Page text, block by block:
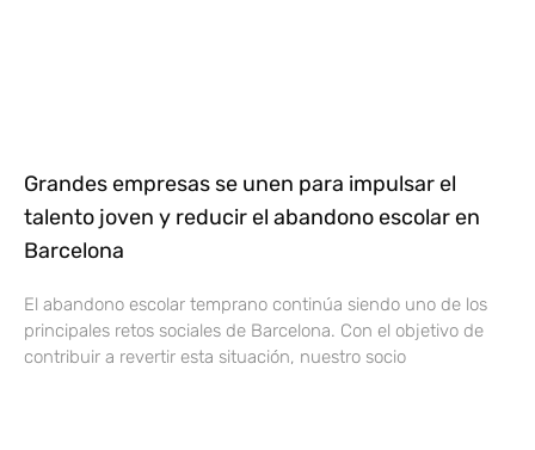
Grandes empresas se unen para impulsar el
talento joven y reducir el abandono escolar en
Barcelona
El abandono escolar temprano continúa siendo uno de los
principales retos sociales de Barcelona. Con el objetivo de
contribuir a revertir esta situación, nuestro socio